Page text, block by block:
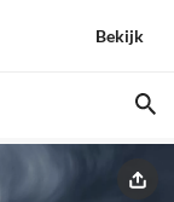
Bekijk